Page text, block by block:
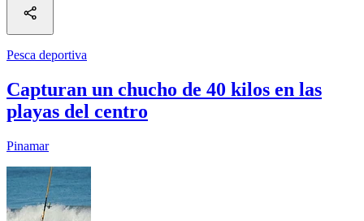
Pesca deportiva
Capturan un chucho de 40 kilos en las
playas del centro
Pinamar